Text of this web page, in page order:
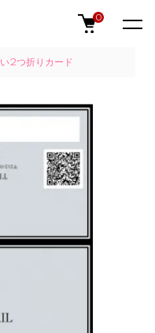
0
2つ折りカード